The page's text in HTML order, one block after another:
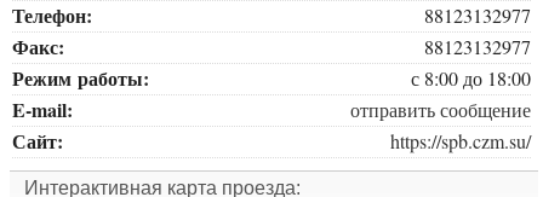
Телефон: 88123132977
Факс: 88123132977
Режим работы: с 8:00 до 18:00
E-mail: отправить сообщение
Сайт: https://spb.czm.su/
Интерактивная карта проезда: